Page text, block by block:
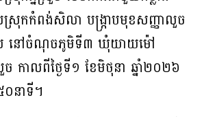
លស្រុកកំពង់សិលា បង្ក្រាបមុខសញ្ញាលួច
ស នៅចំណុចភូមិទី៣ ឃុំយាយម៉ៅ
កាលពីថ្ងៃទី១ ខែមិថុនា ឆ្នាំ២០២៦
នាទី។